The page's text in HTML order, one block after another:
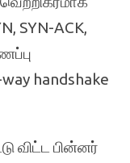
SYN-ACK,
handshake
விட்ட பின்னர்